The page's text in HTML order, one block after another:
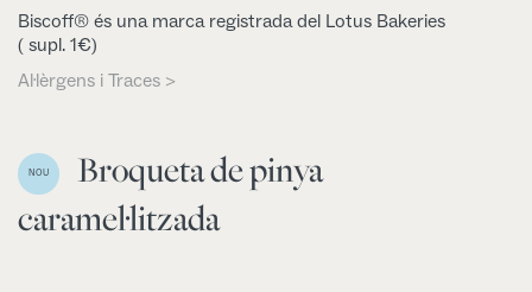
Biscoff® és una marca registrada del Lotus Bakeries
( supl. 1€)
Al·lèrgens i Traces >
NOU
Broqueta de pinya
caramel·litzada